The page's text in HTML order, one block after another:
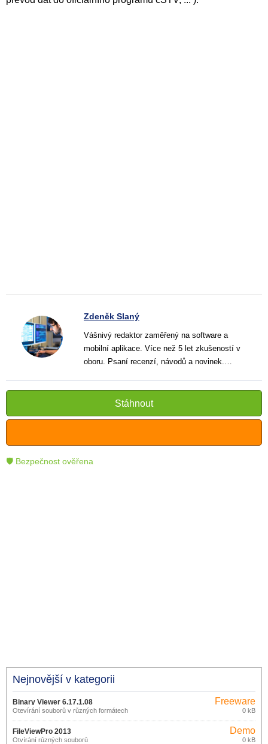
Zdeněk Slaný
Vášnivý redaktor zaměřený na software a
mobilní aplikace. Více než 5 let zkušeností v
oboru. Psaní recenzí, návodů a novinek.
pomáhají čtenářům lépe porozumět a využít
moderní technologie.
Stáhnout
🛡 Bezpečnost ověřena
Nejnovější v kategorii
Binary Viewer 6.17.1.08
Otevírání souborů v různých formátech
Freeware
0 kB
FileViewPro 2013
Otvírání různých souborů
Demo
0 kB